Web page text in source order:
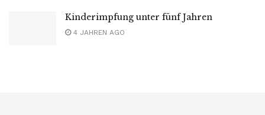
Kinderimpfung unter fünf Jahren
4 JAHREN AGO